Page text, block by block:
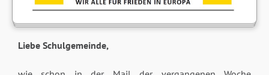
Liebe Schulgemeinde,